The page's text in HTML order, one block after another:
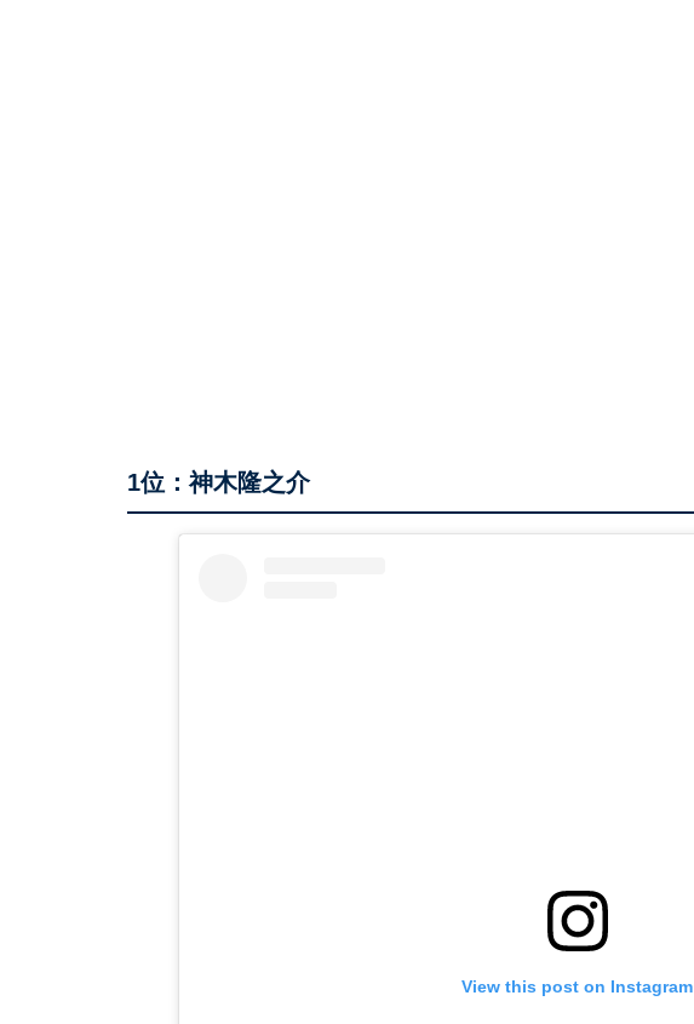
1位：神木隆之介
View this post on Instagram